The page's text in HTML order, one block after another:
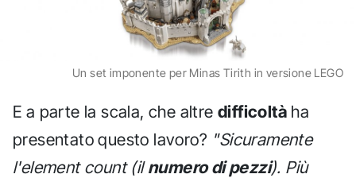
Un set imponente per Minas Tirith in versione LEGO
E a parte la scala, che altre difficoltà ha
presentato questo lavoro? "Sicuramente
l'element count (ilnumero di pezzi). Più